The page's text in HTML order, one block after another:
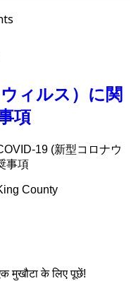
ィルス）に関
項
19 (新型コロナウ
事項
County
मुखौटा के लिए पूछें!